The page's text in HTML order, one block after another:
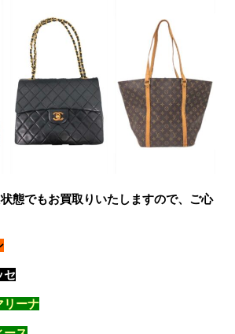
態でもお買取りいたしますので、ご心
セ
リーナ